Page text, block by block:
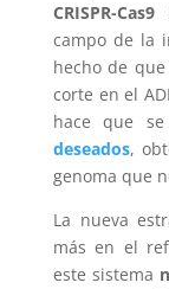
CRISPR-Cas9
campo de la
hecho de
corte en el
hace que
deseados,
genoma que
La nueva
más en el
este sistema